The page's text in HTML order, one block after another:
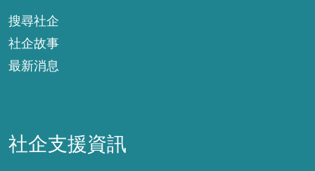
搜尋社企
社企故事
最新消息
社企支援資訊